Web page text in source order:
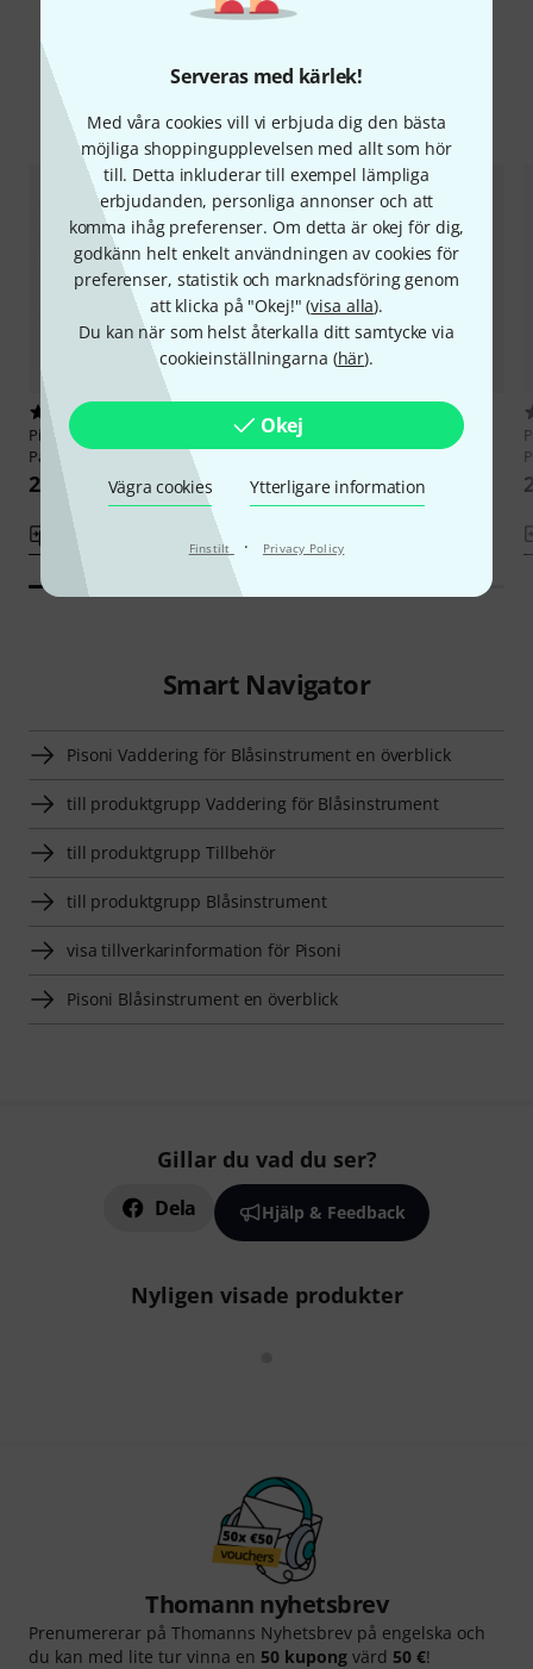
Serveras med kärlek!
Med våra cookies vill vi erbjuda dig den bästa
möjliga shoppingupplevelsen med allt som hör
till. Detta inkluderar till exempel lämpliga
erbjudanden, personliga annonser och att
komma ihåg preferenser. Om detta är okej för dig,
godkänn helt enkelt användningen av cookies för
preferenser, statistik och marknadsföring genom
att klicka på "Okej!" (visa alla).
Du kan när som helst återkalla ditt samtycke via
cookieinställningarna (här).
Okej
Vägra cookies Ytterligare information
Finstilt · Privacy Policy
Läs alla recensioner
Jämför alternativ
PisoniDCL-20Deluxe Clarinet
Pad 10,0
22 kr
Pisoni
DCL-20 Deluxe Clarinet
Pad 9,5
22 kr
Smart Navigator
Pisoni Vaddering för Blåsinstrument en överblick
till produktgrupp Vaddering för Blåsinstrument
till produktgrupp Tillbehör
till produktgrupp Blåsinstrument
visa tillverkarinformation för Pisoni
Pisoni Blåsinstrument en överblick
Gillar du vad du ser?
Dela Hjälp & Feedback
Nyligen visade produkter
Thomann nyhetsbrev
Prenumererar på Thomanns Nyhetsbrev på engelska och
du kan med lite tur vinna en 50 kupong värd 50 €!